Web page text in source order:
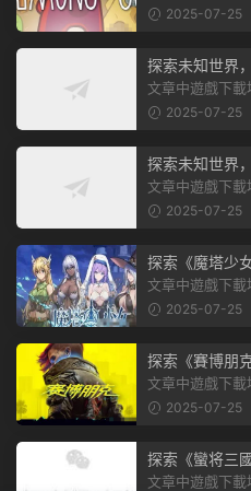
有個圖片，點一
2025-07-25
探索未知世界
飛升》v38.9
文章中遊戲下載地址如下: 嘿，
《方舟：生存飛
2025-07-25
探索未知世界
plete Edition正
文章中遊戲下載地址如下: 嘿，
遊戲資源分享群
2025-07-25
探索《魔塔少
棋，戰鬥與策
文章中遊戲下載地址如下: “這
2025-07-25
探索《賽博朋
市，感受未來
文章中遊戲下載地址如下: 嘿，
有個圖片，點一
2025-07-25
探索《蠻将三
赴手遊盛宴！
文章中遊戲下載地址如下: 輕輕